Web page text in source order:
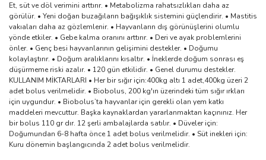
Et, süt ve döl verimini arttırır. • Metabolizma rahatsızlıkları daha az
görülür. • Yeni doğan buzağıların bağışıklık sistemini güçlendirir. • Mastitis
vakıaları daha az gözlemlenir. • Hayvanların dış görünüşlerini olumlu
yönde etkiler. • Gebe kalma oranını arttırır. • Deri ve ayak problemlerini
önler. • Genç besi hayvanlarının gelişimini destekler. • Doğumu
kolaylaştırır. • Doğum aralıklarını kısaltır. • İneklerde doğum sonrası eş
düşürmeme riski azalır. • 120 gün etkilidir. • Genel durumu destekler.
KULLANIM MİKTARLARI • Her bir sığır için:400kg altı 1 adet,400kg üzeri 2
adet bolus verilmelidir. • Biobolus, 200 kg'ın üzerindeki tüm sığır ırkları
için uygundur. • Biobolus’ta hayvanlar için gerekli olan yem katkı
maddeleri mevcuttur. Başka kaynaklardan yararlanmaktan kaçınınız. Her
bir bolus 110 gr dır. 12 şerli ambalajlarda satılır. • Düveler için:
Doğumundan 6-8 hafta önce 1 adet bolus verilmelidir. • Süt inekleri için:
Kuru dönemin başlangıcında 2 adet bolus verilmelidir.